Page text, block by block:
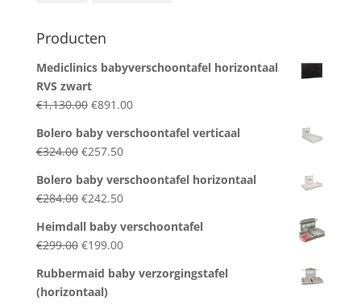
Producten
Mediclinics babyverschoontafel horizontaal
RVS zwart
€1,130.00 Original
was:
€1,130.00.
€891.00Current
is:
Bolero baby verschoontafel verticaal
€324.00 Original
was:
€324.00.
€257.50Current
is:
€257.50.
Bolero baby verschoontafel horizontaal
€284.00 Original
was:
€284.00.
€242.50Current
is:
€242.50.
Heimdall baby verschoontafel
€299.00 Original
was:
€299.00.
€199.00Current
is:
Rubbermaid baby verzorgingstafel
(horizontaal)